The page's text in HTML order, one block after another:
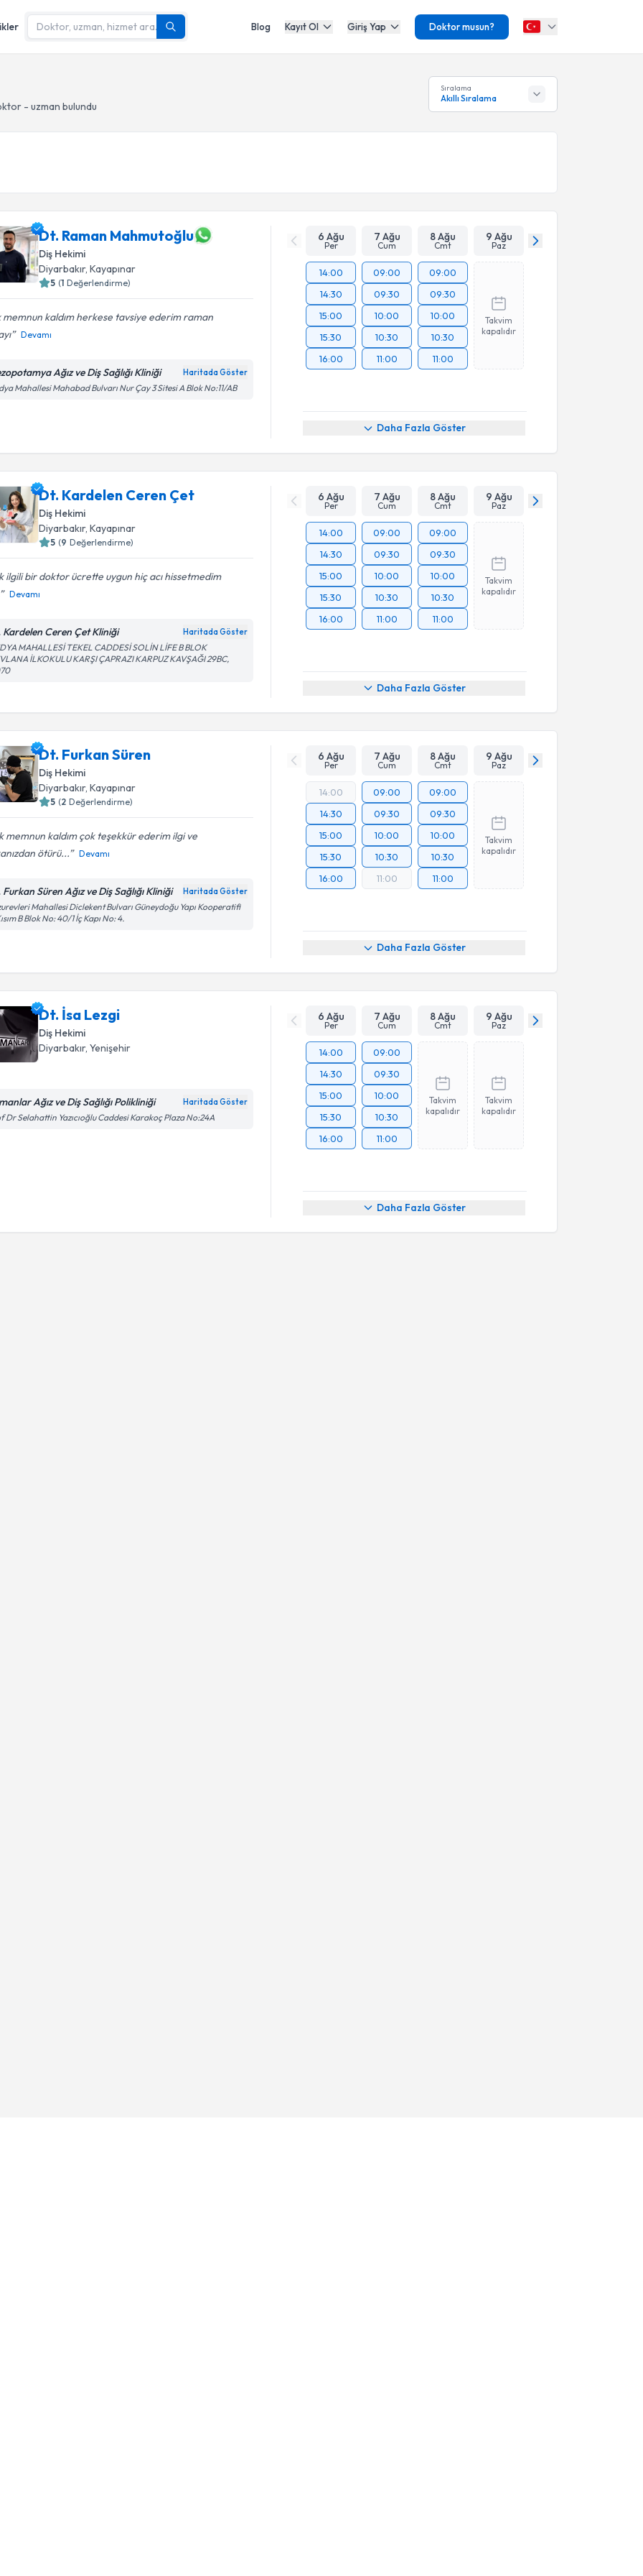
Blog Kayıt Ol Giriş Yap Doktor musun?
- uzman bulundu
Sıralama
Akıllı Sıralama
Dt. Raman Mahmutoğlu
Diş Hekimi
Diyarbakır, Kayapınar
5 (1 Değerlendirme)
memnun kaldım herkese tavsiye ederim raman
Devamı
Ağız ve Diş Sağlığı Kliniği Haritada Göster
Mahallesi Mahabad Bulvarı Nur Çay 3 Sitesi A Blok No:11/AB
6 Ağu
Per
7 Ağu
Cum
8 Ağu
Cmt
9 Ağu
Paz
14:00
14:30
15:00
15:30
16:00
09:00
09:30
10:00
10:30
11:00
09:00
09:30
10:00
10:30
11:00
Takvim
kapalıdır
Daha Fazla Göster
Dt. Kardelen Ceren Çet
Diş Hekimi
Diyarbakır, Kayapınar
5 (9 Değerlendirme)
ilgili bir doktor ücrette uygun hiç acı hissetmedim
Devamı
Kardelen Ceren Çet Kliniği Haritada Göster
MAHALLESİ TEKEL CADDESİ SOLİN LİFE B BLOK
İLKOKULU KARŞI ÇAPRAZI KARPUZ KAVŞAĞI 29BC,
6 Ağu
Per
7 Ağu
Cum
8 Ağu
Cmt
9 Ağu
Paz
14:00
14:30
15:00
15:30
16:00
09:00
09:30
10:00
10:30
11:00
09:00
09:30
10:00
10:30
11:00
Takvim
kapalıdır
Daha Fazla Göster
Dt. Furkan Süren
Diş Hekimi
Diyarbakır, Kayapınar
5 (2 Değerlendirme)
memnun kaldım çok teşekkür ederim ilgi ve
ötürü...
Devamı
Süren Ağız ve Diş Sağlığı Kliniği Haritada Göster
Mahallesi Diclekent Bulvarı Güneydoğu Yapı Kooperatifi
B Blok No: 40/1 İç Kapı No: 4.
6 Ağu
Per
7 Ağu
Cum
8 Ağu
Cmt
9 Ağu
Paz
14:00
14:30
15:00
15:30
16:00
09:00
09:30
10:00
10:30
11:00
09:00
09:30
10:00
10:30
11:00
Takvim
kapalıdır
Daha Fazla Göster
Dt. İsa Lezgi
Diş Hekimi
Diyarbakır, Yenişehir
Ağız ve Diş Sağlığı Polikliniği Haritada Göster
Dr Selahattin Yazıcıoğlu Caddesi Karakoç Plaza No:24A
6 Ağu
Per
7 Ağu
Cum
8 Ağu
Cmt
9 Ağu
Paz
14:00
14:30
15:00
15:30
16:00
09:00
09:30
10:00
10:30
11:00
Takvim
kapalıdır
Takvim
kapalıdır
Daha Fazla Göster